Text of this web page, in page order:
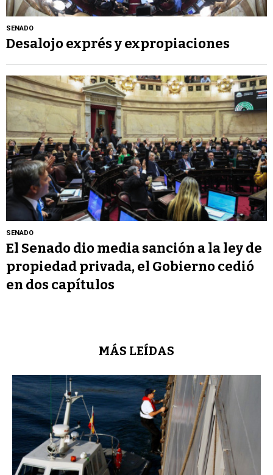
SENADO
Desalojo exprés y expropiaciones
SENADO
El Senado dio media sanción a la ley de
propiedad privada, el Gobierno cedió
en dos capítulos
MÁS LEÍDAS